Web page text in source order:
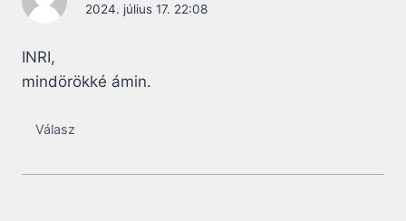
2024. július 17. 22:08
INRI,
mindörökké ámin.
Válasz